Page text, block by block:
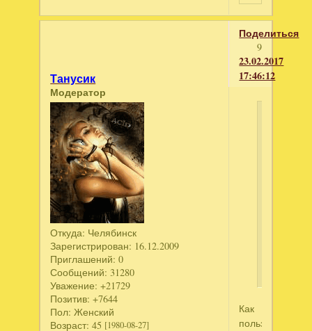
Поделиться
9
23.02.2017
17:46:12
Танусик
Модератор
Откуда: Челябинск
Зарегистрирован: 16.12.2009
Приглашений: 0
Сообщений: 31280
Уважение: +21729
Позитив: +7644
Пол: Женский
Возраст: 45 [1980-08-27]
Как
пользоваться